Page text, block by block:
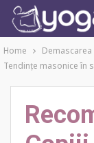
Home
Tendinţe masonice în